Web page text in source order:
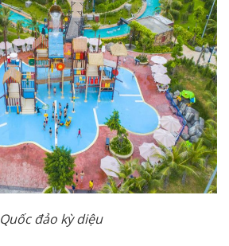
Quốc đảo kỳ diệu